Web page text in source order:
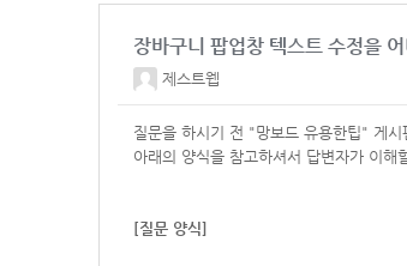
장바구니 팝업창 텍스트 수정을
제스트웹
질문을 하시기 전 "망보드 유용한팁" 게
아래의 양식을 참고하셔서 답변자가 이해
[질문 양식]